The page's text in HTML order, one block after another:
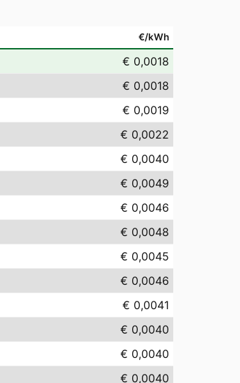
€/kWh
€ 0,0018
€ 0,0018
€ 0,0019
€ 0,0022
€ 0,0040
€ 0,0049
€ 0,0046
€ 0,0048
€ 0,0045
€ 0,0046
€ 0,0041
€ 0,0040
€ 0,0040
€ 0,0040